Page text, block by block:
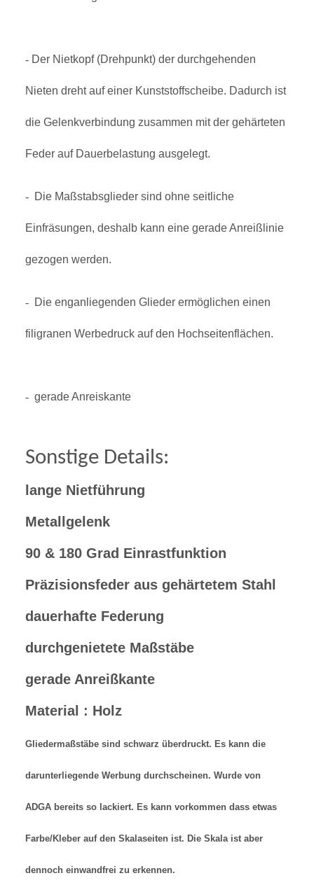
- Der Nietkopf (Drehpunkt) der durchgehenden
Nieten dreht auf einer Kunststoffscheibe. Dadurch ist
die Gelenkverbindung zusammen mit der gehärteten
Feder auf Dauerbelastung ausgelegt.
- Die Maßstabsglieder sind ohne seitliche
Einfräsungen, deshalb kann eine gerade Anreißlinie
gezogen werden.
- Die enganliegenden Glieder ermöglichen einen
filigranen Werbedruck auf den Hochseitenflächen.
- gerade Anreiskante
Sonstige Details:
lange Nietführung
Metallgelenk
90 & 180 Grad Einrastfunktion
Präzisionsfeder aus gehärtetem Stahl
dauerhafte Federung
durchgenietete Maßstäbe
gerade Anreißkante
Material : Holz
Gliedermaßstäbe sind schwarz überdruckt. Es kann die
darunterliegende Werbung durchscheinen. Wurde von
ADGA bereits so lackiert. Es kann vorkommen dass etwas
Farbe/Kleber auf den Skalaseiten ist. Die Skala ist aber
dennoch einwandfrei zu erkennen.